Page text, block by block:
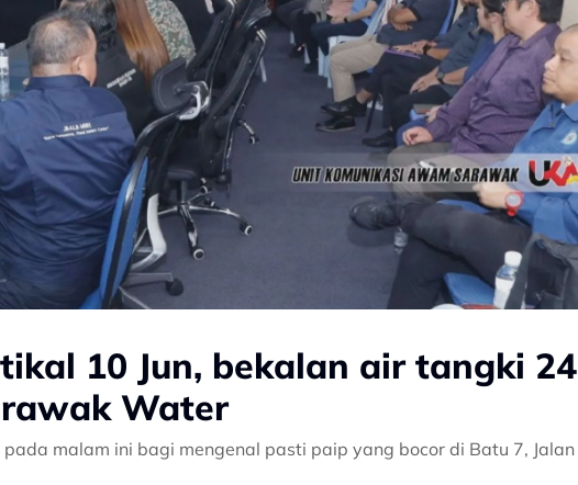
10 Jun, bekalan air tangki 24
Water
malam ini bagi mengenal pasti paip yang bocor di Batu 7, Jalan